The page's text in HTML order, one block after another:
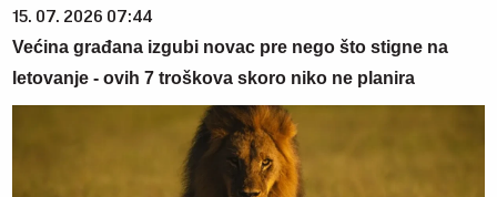
15. 07. 2026 07:44
Većina građana izgubi novac pre nego što stigne na
letovanje - ovih 7 troškova skoro niko ne planira